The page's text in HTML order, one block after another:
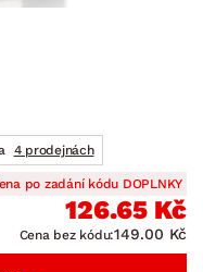
4 prodejnách
po zadání kódu DOPLNKY
126.65 Kč
Cena bez kódu:149.00 Kč